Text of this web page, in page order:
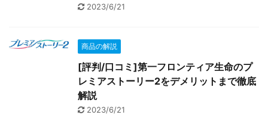
2023/6/21
商品の解説
[評判/口コミ]第一フロンティア生命のプ
レミアストーリー2をデメリットまで徹底
解説
2023/6/21